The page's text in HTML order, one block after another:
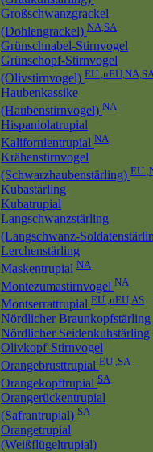
Großschwanzgrackel
(Dohlengrackel) NA,SA
Grünschnabel-Stirnvogel
Grünschopf-Stirnvogel
(Olivstirnvogel) EU
Haubenkassike
(Haubenstirnvogel) NA
Hispaniolatrupial
Kalifornientrupial NA
Krähenstirnvogel
(Schwarzhaubenstärling) EU
Kubastärling
Kubatrupial
Langschwanzstärling
(Langschwanz-
Lerchenstärling
Maskentrupial NA
Montezumastirnvogel NA
Montserrattrupial EU ,nEU,AS
Nördlicher Braunkopfstärling
Nördlicher Seidenkuhstärling
Olivkopf-Stirnvogel
Orangebrusttrupial EU ,SA
Orangekopftrupial SA
Orangerückentrupial
(Safrantrupial) SA
Orangetrupial
(Weißflügeltrupial)